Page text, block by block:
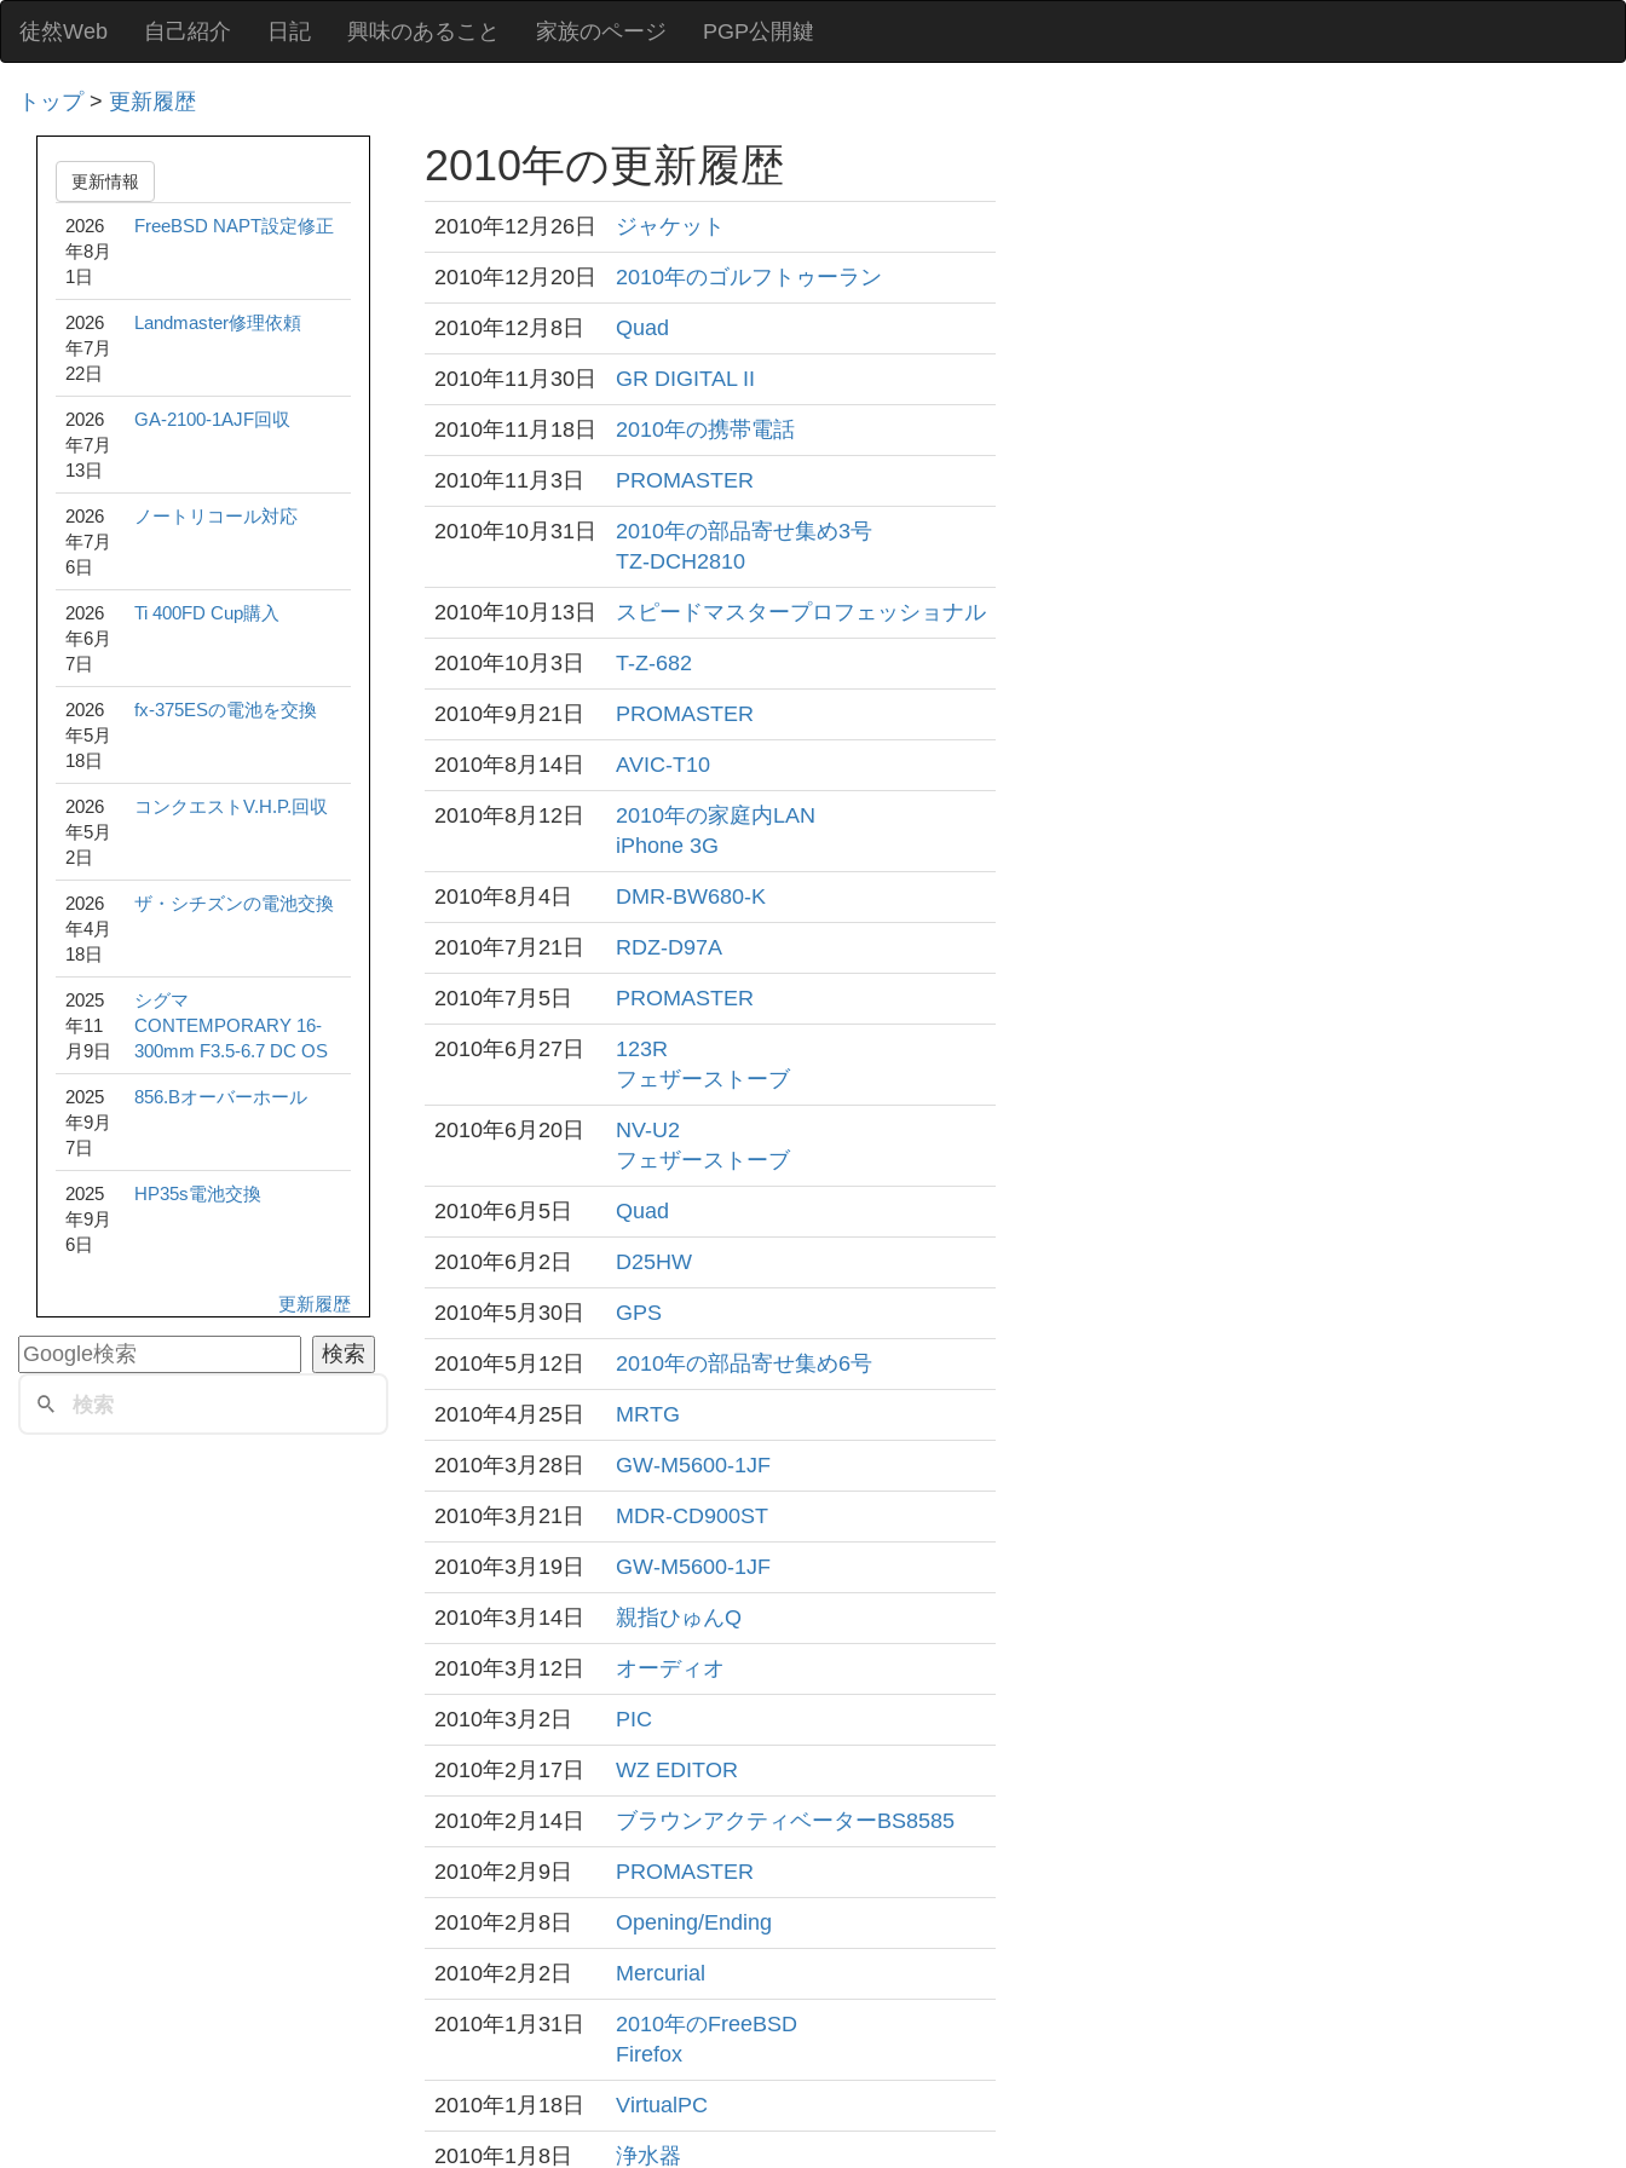
徒然Web 自己紹介 日記 興味のあること 家族のページ PGP公開鍵
トップ> 更新履歴
更新情報
2026
年8月
1日
FreeBSD NAPT設定修正
2026
年7月
22日
Landmaster修理依頼
2026
年7月
13日
GA-2100-1AJF回収
2026
年7月
6日
ノートリコール対応
2026
年6月
7日
Ti 400FD Cup購入
2026
年5月
18日
fx-375ESの電池を交換
2026
年5月
2日
コンクエストV.H.P.回収
2026
年4月
18日
ザ・シチズンの電池交換
2025
年11
月9日
シグマ
CONTEMPORARY 16-
300mm F3.5-6.7 DC OS
2025
年9月
7日
856.Bオーバーホール
2025
年9月
6日
HP35s電池交換
更新履歴
2010年の更新履歴
2010年12月26日 ジャケット
2010年12月20日 2010年のゴルフトゥーラン
2010年12月8日 Quad
2010年11月30日 GR DIGITAL II
2010年11月18日 2010年の携帯電話
2010年11月3日 PROMASTER
2010年10月31日
2010年の部品寄せ集め3号
TZ-DCH2810
2010年10月13日 スピードマスタープロフェッショナル
2010年10月3日 T-Z-682
2010年9月21日 PROMASTER
2010年8月14日 AVIC-T10
2010年8月12日
2010年の家庭内LAN
iPhone 3G
2010年8月4日 DMR-BW680-K
2010年7月21日 RDZ-D97A
2010年7月5日 PROMASTER
2010年6月27日
123R
フェザーストーブ
2010年6月20日
NV-U2
フェザーストーブ
2010年6月5日 Quad
2010年6月2日 D25HW
2010年5月30日 GPS
2010年5月12日 2010年の部品寄せ集め6号
2010年4月25日 MRTG
2010年3月28日 GW-M5600-1JF
2010年3月21日 MDR-CD900ST
2010年3月19日 GW-M5600-1JF
2010年3月14日 親指ひゅんQ
2010年3月12日 オーディオ
2010年3月2日 PIC
2010年2月17日 WZ EDITOR
2010年2月14日 ブラウンアクティベーターBS8585
2010年2月9日 PROMASTER
2010年2月8日 Opening/Ending
2010年2月2日 Mercurial
2010年1月31日
2010年のFreeBSD
Firefox
2010年1月18日 VirtualPC
2010年1月8日 浄水器